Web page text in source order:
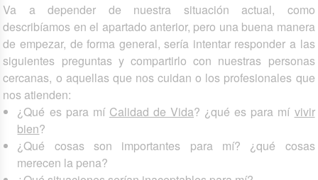
Va a depender de nuestra situación actual, como
describíamos en el apartado anterior, pero una buena manera
de empezar, de forma general, sería intentar responder a las
siguientes preguntas y compartirlo con nuestras personas
cercanas, o aquellas que nos cuidan o los profesionales que
nos atienden:
¿Qué es para mí Calidad de Vida? ¿qué es para mí vivir
bien?
¿Qué cosas son importantes para mí? ¿qué cosas
merecen la pena?